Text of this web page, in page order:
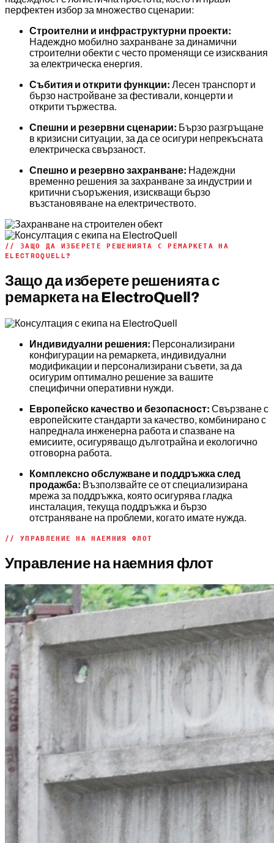
перфектен избор за множество сценарии:
Строителни и инфраструктурни проекти:
Надеждно мобилно захранване за динамични
строителни обекти с често променящи се изисквания
за електрическа енергия.
Събития и открити функции: Лесен транспорт и
бързо настройване за фестивали, концерти и
открити тържества.
Спешни и резервни сценарии: Бързо разгръщане
в кризисни ситуации, за да се осигури непрекъсната
електрическа свързаност.
Спешно и резервно захранване: Надеждни
временно решения за захранване за индустрии и
критични съоръжения, изискващи бързо
възстановяване на електричеството.
// ЗАЩО ДА ИЗБЕРЕТЕ РЕШЕНИЯТА С РЕМАРКЕТА НА
ELECTROQUELL?
Защо да изберете решенията с
ремаркета на ElectroQuell?
Индивидуални решения: Персонализирани
конфигурации на ремаркета, индивидуални
модификации и персонализирани съвети, за да
осигурим оптимално решение за вашите
специфични оперативни нужди.
Европейско качество и безопасност: Свързване с
европейските стандарти за качество, комбинирано с
напреднала инженерна работа и спазване на
емисиите, осигуряващо дълготрайна и екологично
отговорна работа.
Комплексно обслужване и поддръжка след
продажба: Възползвайте се от специализирана
мрежа за поддръжка, която осигурява гладка
инсталация, текуща поддръжка и бързо
отстраняване на проблеми, когато имате нужда.
// УПРАВЛЕНИЕ НА НАЕМНИЯ ФЛОТ
Управление на наемния флот